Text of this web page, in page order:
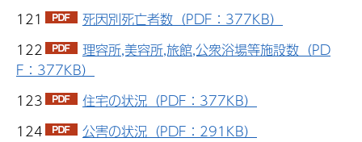
121
死因別死亡者数（PDF：377KB）
122
理容所,美容所,旅館,公衆浴場等施設数（PD
F：377KB）
123
住宅の状況（PDF：377KB）
124
公害の状況（PDF：291KB）